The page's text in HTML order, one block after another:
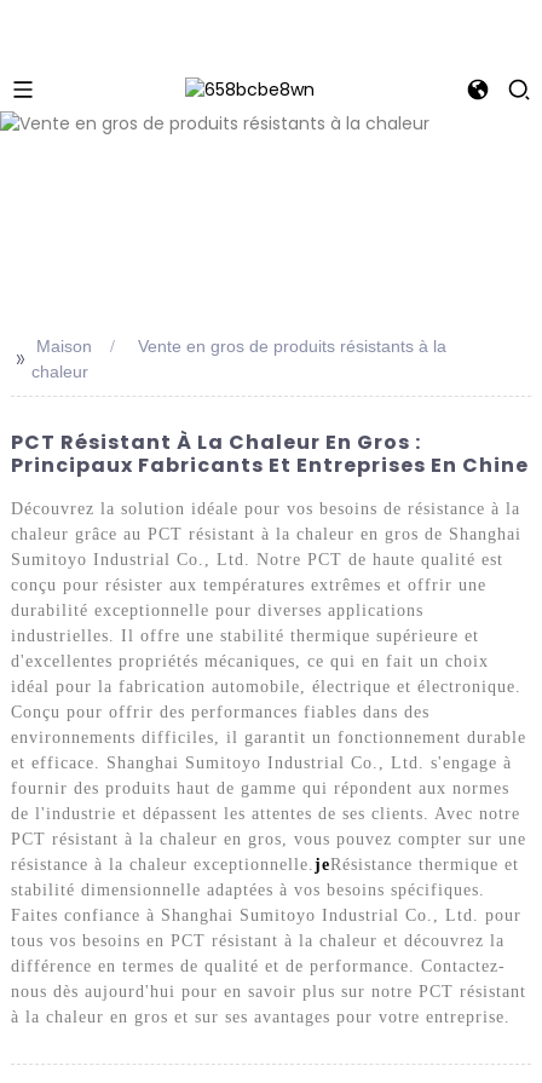
>> Maison
Vente en gros de produits résistants à la
chaleur
PCT Résistant À La Chaleur En Gros :
Principaux Fabricants Et Entreprises En Chine
Découvrez la solution idéale pour vos besoins de résistance à la
chaleur grâce au PCT résistant à la chaleur en gros de Shanghai
Sumitoyo Industrial Co., Ltd. Notre PCT de haute qualité est
conçu pour résister aux températures extrêmes et offrir une
durabilité exceptionnelle pour diverses applications
industrielles. Il offre une stabilité thermique supérieure et
d'excellentes propriétés mécaniques, ce qui en fait un choix
idéal pour la fabrication automobile, électrique et électronique.
Conçu pour offrir des performances fiables dans des
environnements difficiles, il garantit un fonctionnement durable
et efficace. Shanghai Sumitoyo Industrial Co., Ltd. s'engage à
fournir des produits haut de gamme qui répondent aux normes
de l'industrie et dépassent les attentes de ses clients. Avec notre
PCT résistant à la chaleur en gros, vous pouvez compter sur une
résistance à la chaleur exceptionnelle.jeRésistance thermique et
stabilité dimensionnelle adaptées à vos besoins spécifiques.
Faites confiance à Shanghai Sumitoyo Industrial Co., Ltd. pour
tous vos besoins en PCT résistant à la chaleur et découvrez la
différence en termes de qualité et de performance. Contactez-
nous dès aujourd'hui pour en savoir plus sur notre PCT résistant
à la chaleur en gros et sur ses avantages pour votre entreprise.